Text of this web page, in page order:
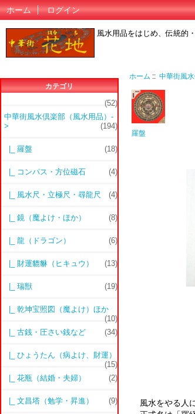
ホーム ログイン
風水用品をはじめ、伝統的
カテゴリ
(52)
中華街風水倶楽部（風水用品） -
>
(194)
|_ 羅盤 (18)
|_ コンパス・方位磁石 (4)
|_ 風水尺・立極尺・尋龍尺 (4)
|_ 鏡（魔よけ・ほか） (8)
|_ 龍（ドラゴン） (6)
|_ 財運貔貅（ヒキュウ） (13)
|_ 瑞獣 (19)
|_ 乾坤宝照図（魔よけ）ほか
(10)
|_ 古銭・圧さい銭など
(34)
|_ ひょうたん（病よけ、財運）
(15)
|_ 花瓶（結婚・夫婦）
(2)
|_ 文昌塔（勉学・昇進） (9)
ホーム ::中華街風水
羅盤
風水をやる人